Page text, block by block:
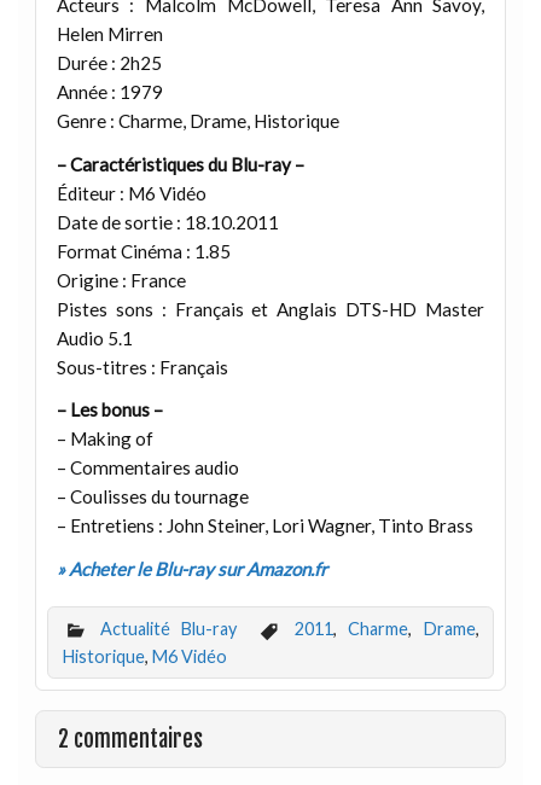
Acteurs : Malcolm McDowell, Teresa Ann Savoy,
Helen Mirren
Durée : 2h25
Année : 1979
Genre : Charme, Drame, Historique
– Caractéristiques du Blu-ray –
Éditeur : M6 Vidéo
Date de sortie : 18.10.2011
Format Cinéma : 1.85
Origine : France
Pistes sons : Français et Anglais DTS-HD Master
Audio 5.1
Sous-titres : Français
– Les bonus –
– Making of
– Commentaires audio
– Coulisses du tournage
– Entretiens : John Steiner, Lori Wagner, Tinto Brass
» Acheter le Blu-ray sur Amazon.fr
Actualité Blu-ray 2011,Charme, Drame,
Historique, M6 Vidéo
2 commentaires